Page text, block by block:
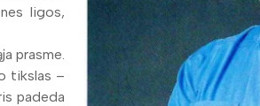
ligos,
prasme.
tikslas –
padeda